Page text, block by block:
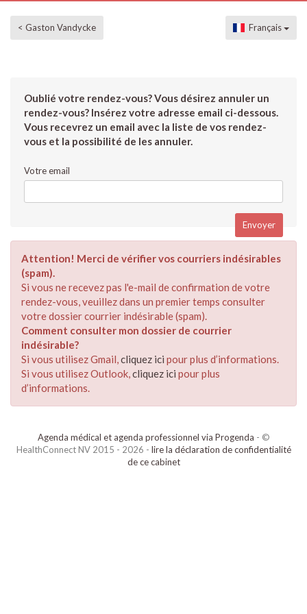
< Gaston Vandycke Français
Oublié votre rendez-vous? Vous désirez annuler un
rendez-vous? Insérez votre adresse email ci-dessous.
Vous recevrez un email avec la liste de vos rendez-
vous et la possibilité de les annuler.
Votre email
Attention! Merci de vérifier vos courriers indésirables
(spam).
Si vous ne recevez pas l'e-mail de confirmation de votre
rendez-vous, veuillez dans un premier temps consulter
votre dossier courrier indésirable (spam).
Comment consulter mon dossier de courrier
indésirable?
Si vous utilisez Gmail,cliquez ici pour plus d’informations.
Si vous utilisez Outlook,cliquez ici pour plus
d’informations.
Agenda médical et agenda professionnel via Progenda - ©
HealthConnect NV 2015 - 2026 - lire la déclaration de confidentialité
de ce cabinet